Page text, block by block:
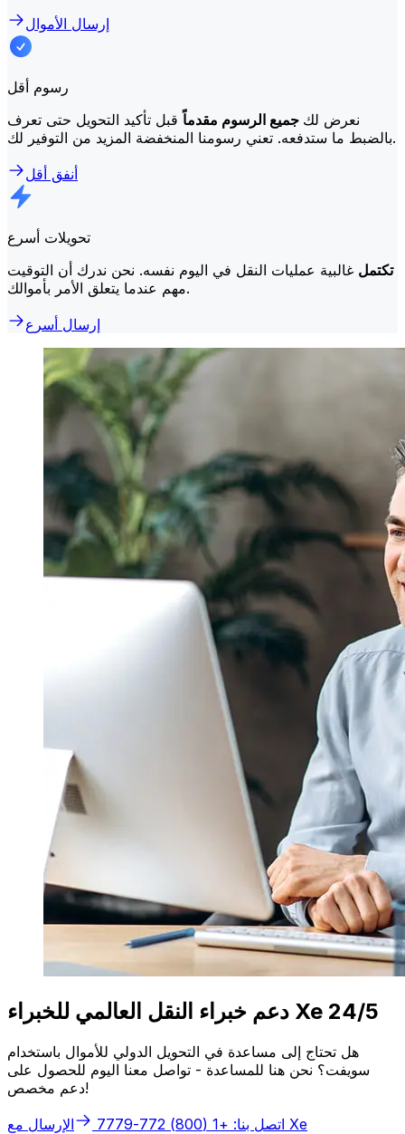
إرسال الأموال
رسوم أقل
نعرض لك جميع الرسوم مقدماًقبل تأكيد التحويل حتى تعرف
بالضبط ما ستدفعه. تعني رسومنا المنخفضة المزيد من التوفير لك.
أنفق أقل
تحويلات أسرع
تكتمل غالبية عمليات النقل في اليوم نفسه. نحن ندرك أن التوقيت
مهم عندما يتعلق الأمر بأموالك.
إرسال أسرع
دعم خبراء النقل العالمي للخبراء Xe 24/5
هل تحتاج إلى مساعدة في التحويل الدولي للأموال باستخدام
سويفت؟ نحن هنا للمساعدة - تواصل معنا اليوم للحصول على
دعم مخصص!
اتصل بنا: +1 (800) 772-7779 الإرسال مع Xe